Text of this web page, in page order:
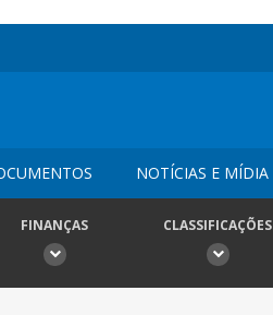
NOTÍCIAS E MÍDIA
FINANÇAS CLASSIFICAÇÕES